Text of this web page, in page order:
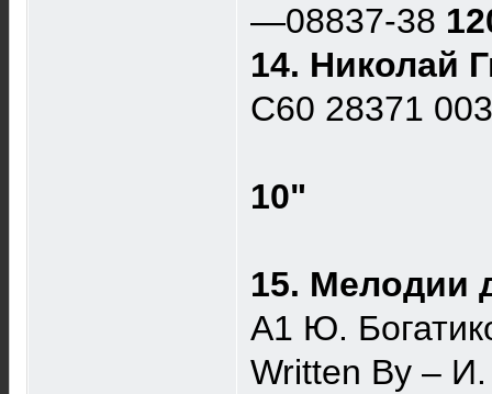
—08837-38
14. Николай
С60 28371
10"
15. Мелодии
A1 Ю.
Written By –